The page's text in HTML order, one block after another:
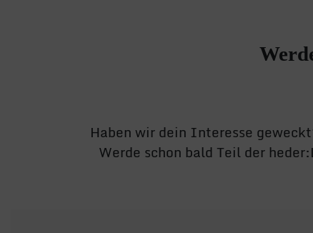
Haben wir dein Interesse
Werde schon bald Teil der